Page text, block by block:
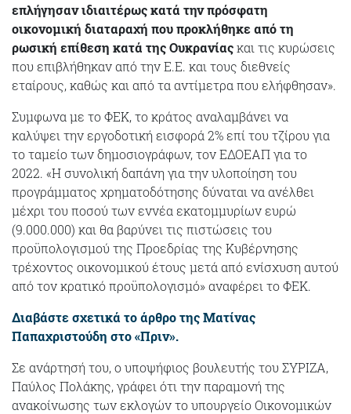
επλήγησαν ιδιαιτέρως κατά την πρόσφατη
οικονομική διαταραχή που προκλήθηκε από τη
ρωσική επίθεση κατά της Ουκρανίαςκαι τις κυρώσεις
που επιβλήθηκαν από την Ε.Ε. και τους διεθνείς
εταίρους, καθώς και από τα αντίμετρα που ελήφθησαν».
Συμφωνα με το ΦΕΚ, το κράτος αναλαμβάνει να
καλύψει την εργοδοτική εισφορά 2% επί του τζίρου για
το ταμείο των δημοσιογράφων, τον ΕΔΟΕΑΠ για το
2022. «Η συνολική δαπάνη για την υλοποίηση του
προγράμματος χρηματοδότησης δύναται να ανέλθει
μέχρι του ποσού των εννέα εκατομμυρίων ευρώ
(9.000.000) και θα βαρύνει τις πιστώσεις του
προϋπολογισμού της Προεδρίας της Κυβέρνησης
τρέχοντος οικονομικού έτους μετά από ενίσχυση αυτού
από τον κρατικό προϋπολογισμό» αναφέρει το ΦΕΚ.
Διαβάστε σχετικά το άρθρο της Ματίνας
Παπαχριστούδη στο «Πριν».
Σε ανάρτησή του, ο υποψήφιος βουλευτής του ΣΥΡΙΖΑ,
Παύλος Πολάκης, γράφει ότι την παραμονή της
ανακοίνωσης των εκλογών το υπουργείο Οικονομικών